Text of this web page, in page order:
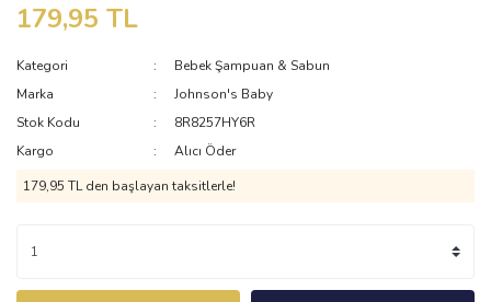
179,95 TL
Kategori
Bebek Şampuan & Sabun
Marka
Johnson's Baby
Stok Kodu
8R8257HY6R
Kargo
Alıcı Öder
179,95 TL den başlayan taksitlerle!